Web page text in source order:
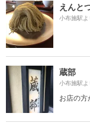
えんと
小布施駅
蔵部
小布施駅
お店の方